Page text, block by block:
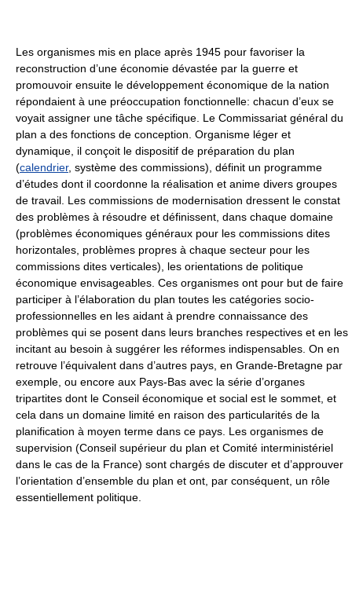
Les organismes mis en place après 1945 pour favoriser la
reconstruction d’une économie dévastée par la guerre et
promouvoir ensuite le développement économique de la nation
répondaient à une préoccupation fonctionnelle: chacun d’eux se
voyait assigner une tâche spécifique. Le Commissariat général du
plan a des fonctions de conception. Organisme léger et
dynamique, il conçoit le dispositif de préparation du plan
(calendrier, système des commissions), définit un programme
d’études dont il coordonne la réalisation et anime divers groupes
de travail. Les commissions de modernisation dressent le constat
des problèmes à résoudre et définissent, dans chaque domaine
(problèmes économiques généraux pour les commissions dites
horizontales, problèmes propres à chaque secteur pour les
commissions dites verticales), les orientations de politique
économique envisageables. Ces organismes ont pour but de faire
participer à l’élaboration du plan toutes les catégories socio-
professionnelles en les aidant à prendre connaissance des
problèmes qui se posent dans leurs branches respectives et en les
incitant au besoin à suggérer les réformes indispensables. On en
retrouve l’équivalent dans d’autres pays, en Grande-Bretagne par
exemple, ou encore aux Pays-Bas avec la série d’organes
tripartites dont le Conseil économique et social est le sommet, et
cela dans un domaine limité en raison des particularités de la
planification à moyen terme dans ce pays. Les organismes de
supervision (Conseil supérieur du plan et Comité interministériel
dans le cas de la France) sont chargés de discuter et d’approuver
l’orientation d’ensemble du plan et ont, par conséquent, un rôle
essentiellement politique.